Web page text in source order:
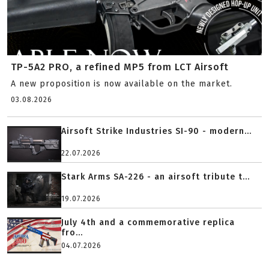
TP-5A2 PRO, a refined MP5 from LCT Airsoft
A new proposition is now available on the market.
03.08.2026
Airsoft Strike Industries SI-90 - modern...
22.07.2026
Stark Arms SA-226 - an airsoft tribute t...
19.07.2026
July 4th and a commemorative replica
fro...
04.07.2026